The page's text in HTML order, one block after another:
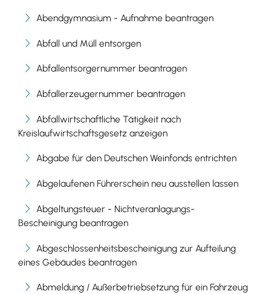
Abendgymnasium - Aufnahme beantragen
Abfall und Müll entsorgen
Abfallentsorgernummer beantragen
Abfallerzeugernummer beantragen
Abfallwirtschaftliche Tätigkeit nach
Kreislaufwirtschaftsgesetz anzeigen
Abgabe für den Deutschen Weinfonds entrichten
Abgelaufenen Führerschein neu ausstellen lassen
Abgeltungsteuer - Nichtveranlagungs-
Bescheinigung beantragen
Abgeschlossenheitsbescheinigung zur Aufteilung
eines Gebäudes beantragen
Abmeldung / Außerbetriebsetzung für ein Fahrzeug